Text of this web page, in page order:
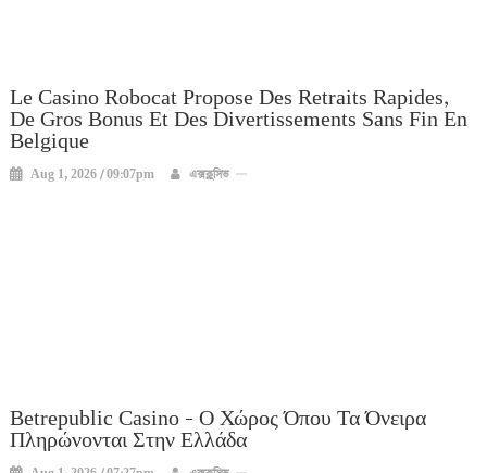
Le Casino Robocat Propose Des Retraits Rapides,
De Gros Bonus Et Des Divertissements Sans Fin En
Belgique
Aug 1, 2026 / 09:07pm এক্সক্লুসিভ
Betrepublic Casino – Ο Χώρος Όπου Τα Όνειρα
Πληρώνονται Στην Ελλάδα